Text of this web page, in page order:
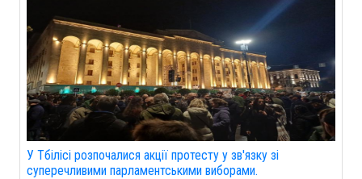
У Тбілісі розпочалися акції протесту у зв'язку зі
суперечливими парламентськими виборами.